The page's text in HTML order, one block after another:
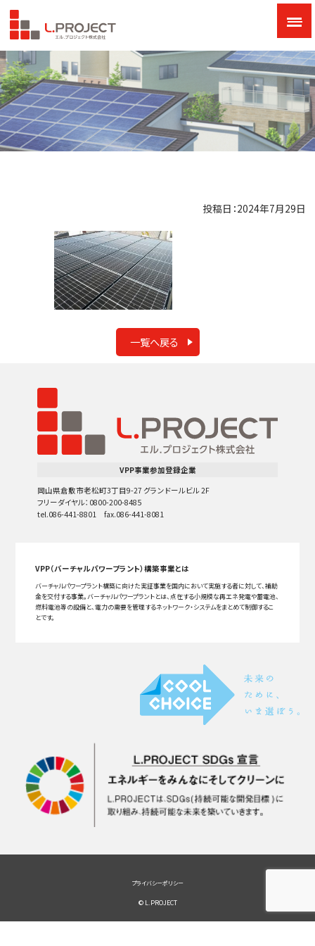
投稿日：2024年7月29日
一覧へ戻る
VPP事業参加登録企業
岡山県倉敷市老松町3丁目9-27 グランドールビル 2F
フリーダイヤル：0800-200-8485
tel.086-441-8801 fax.086-441-8081
VPP（バーチャルパワープラント）構築事業とは
バーチャルパワープラント構築に向けた実証事業を国内において実施する者に対して、補助
金を交付する事業。バーチャルパワープラントとは、点在する小規模な再エネ発電や蓄電池、
燃料電池等の設備と、電力の需要を管理するネットワーク・システムをまとめて制御するこ
とです。
プライバシーポリシー
© L.PROJECT